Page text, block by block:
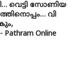
വെട്ടി സോണിയ
വി
Online